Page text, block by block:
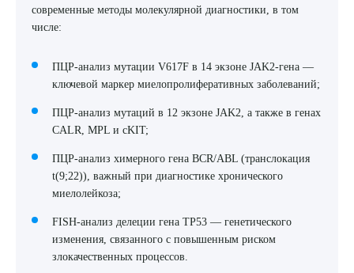
современные методы молекулярной диагностики, в том
числе:
ПЦР-анализ мутации V617F в 14 экзоне JAK2-гена —
ключевой маркер миелопролиферативных заболеваний;
ПЦР-анализ мутаций в 12 экзоне JAK2, а также в генах
CALR, MPL и cKIT;
ПЦР-анализ химерного гена BCR/ABL (транслокация
t(9;22)), важный при диагностике хронического
миелолейкоза;
FISH-анализ делеции гена TP53 — генетического
изменения, связанного с повышенным риском
злокачественных процессов.